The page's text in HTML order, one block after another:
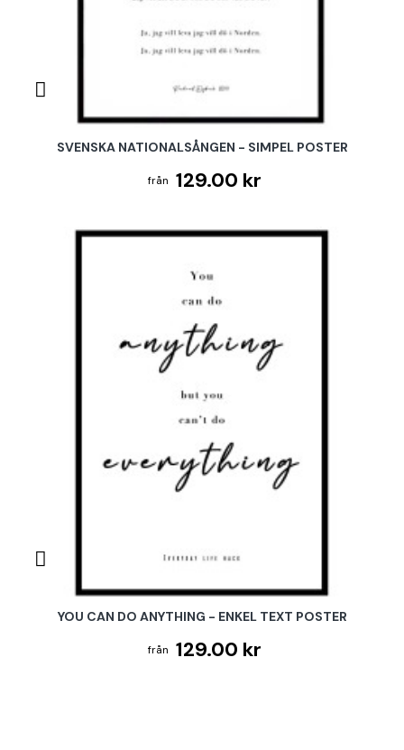
SVENSKA NATIONALSÅNGEN - SIMPEL POSTER
129.00 kr
YOU CAN DO ANYTHING - ENKEL TEXT POSTER
129.00 kr